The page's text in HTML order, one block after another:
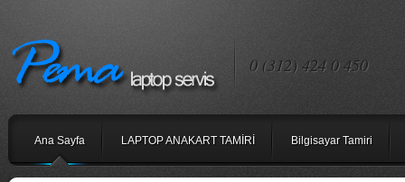
0 (312) 424 0 450
Ana Sayfa LAPTOP ANAKART TAMİRİ Bilgisayar Tamiri